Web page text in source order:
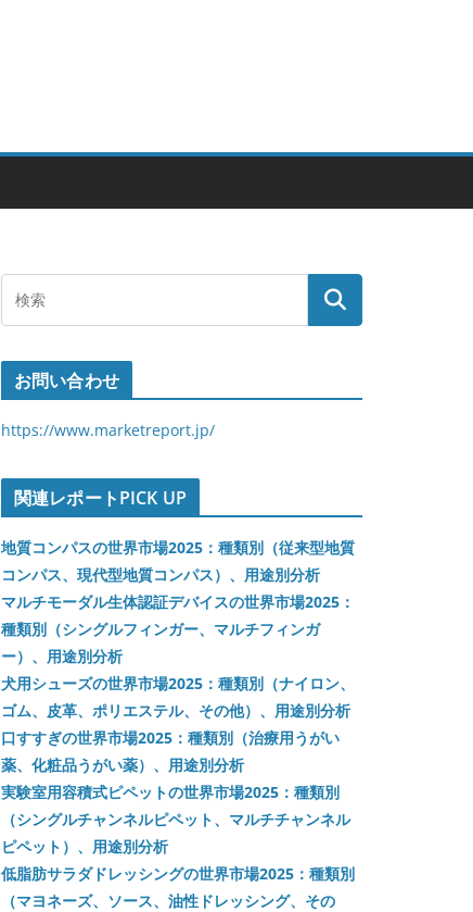
お問い合わせ
https://www.marketreport.jp/
関連レポートPICK UP
地質コンパスの世界市場2025：種類別（従来型地質
コンパス、現代型地質コンパス）、用途別分析
マルチモーダル生体認証デバイスの世界市場2025：
種類別（シングルフィンガー、マルチフィンガ
ー）、用途別分析
犬用シューズの世界市場2025：種類別（ナイロン、
ゴム、皮革、ポリエステル、その他）、用途別分析
口すすぎの世界市場2025：種類別（治療用うがい
薬、化粧品うがい薬）、用途別分析
実験室用容積式ピペットの世界市場2025：種類別
（シングルチャンネルピペット、マルチチャンネル
ピペット）、用途別分析
低脂肪サラダドレッシングの世界市場2025：種類別
（マヨネーズ、ソース、油性ドレッシング、その